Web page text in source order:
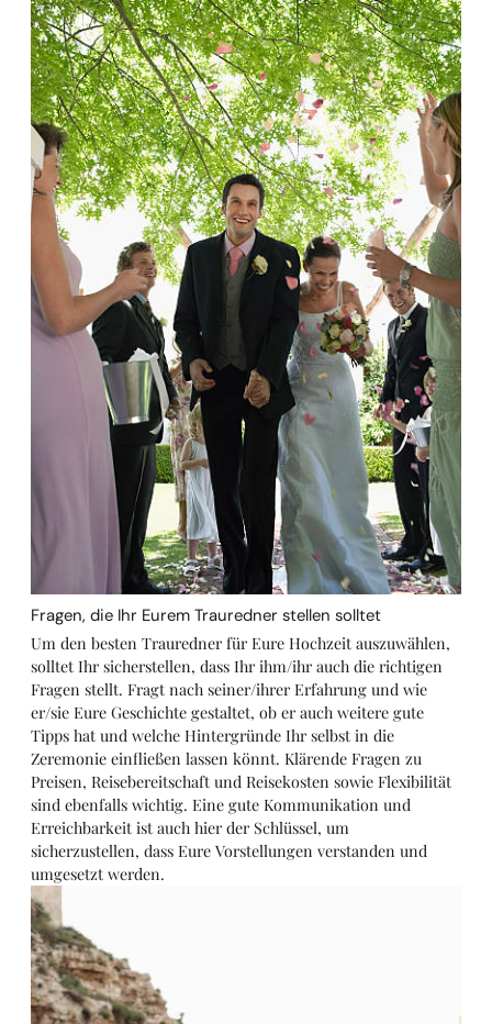
Fragen, die Ihr Eurem Trauredner stellen solltet
Um den besten Trauredner für Eure Hochzeit auszuwählen,
solltet Ihr sicherstellen, dass Ihr ihm/ihr auch die richtigen
Fragen stellt. Fragt nach seiner/ihrer Erfahrung und wie
er/sie Eure Geschichte gestaltet, ob er auch weitere gute
Tipps hat und welche Hintergründe Ihr selbst in die
Zeremonie einfließen lassen könnt. Klärende Fragen zu
Preisen, Reisebereitschaft und Reisekosten sowie Flexibilität
sind ebenfalls wichtig. Eine gute Kommunikation und
Erreichbarkeit ist auch hier der Schlüssel, um
sicherzustellen, dass Eure Vorstellungen verstanden und
umgesetzt werden.